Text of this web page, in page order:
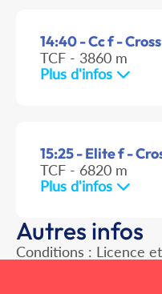
14:40 - Cc f - Cross
TCF - 3860 m
Plus d'infos
15:25 - Elite f -
TCF - 6820 m
Plus d'infos
Autres infos
Conditions : Licence